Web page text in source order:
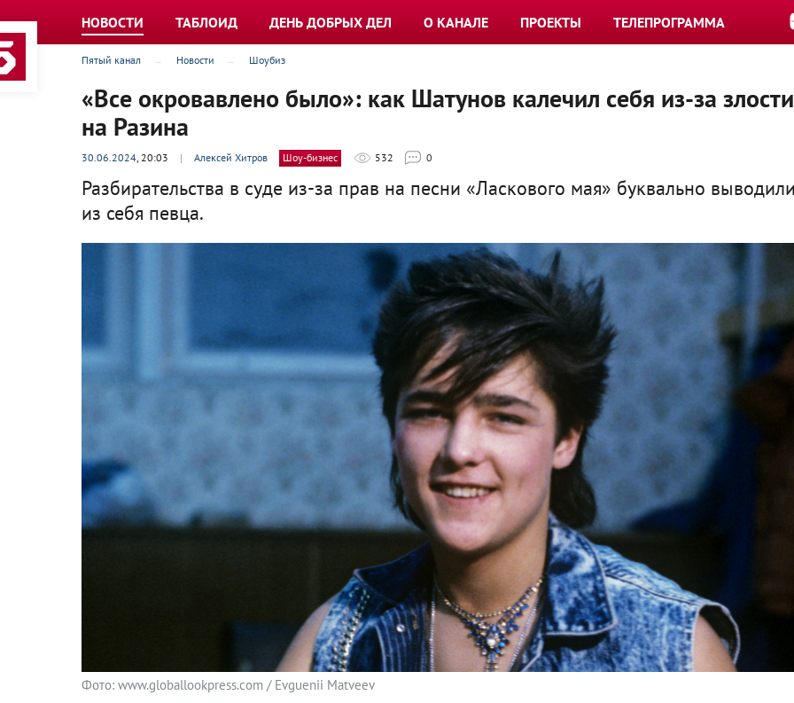
НОВОСТИ ТАБЛОИД ДЕНЬ ДОБРЫХ ДЕЛ О КАНАЛЕ ПРОЕКТЫ ТЕЛЕПРОГРАММА
Пятый канал Новости Шоубиз
«Все окровавлено было»: как Шатунов калечил себя из-за злости
на Разина
30.06.2024, 20:03 | Алексей Хитров Шоу-бизнес 532 0
Разбирательства в суде из-за прав на песни «Ласкового мая» буквально выводили
из себя певца.
Фото: www.globallookpress.com / Evguenii Matveev